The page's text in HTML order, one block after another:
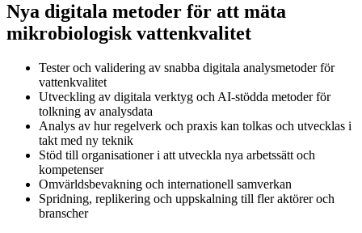
Nya digitala metoder för att mäta
mikrobiologisk vattenkvalitet
Tester och validering av snabba digitala analysmetoder för
vattenkvalitet
Utveckling av digitala verktyg och AI-stödda metoder för
tolkning av analysdata
Analys av hur regelverk och praxis kan tolkas och utvecklas i
takt med ny teknik
Stöd till organisationer i att utveckla nya arbetssätt och
kompetenser
Omvärldsbevakning och internationell samverkan
Spridning, replikering och uppskalning till fler aktörer och
branscher